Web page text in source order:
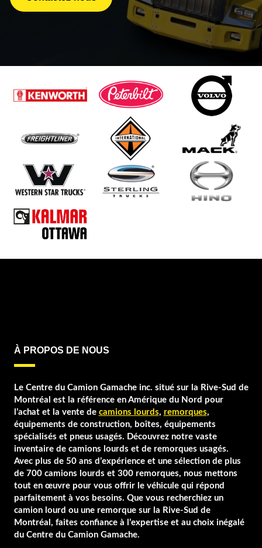
JC TRAILERS
LAROCHELLE
LODE KING MAC
MAXATLAS
PETERBILT
REITNOUER STARGATE
TRAILKING
TRANSCRAFT
À PROPOS DE NOUS
Le Centre du Camion Gamache inc. situé sur la Rive-Sud de
Montréal est la référence en Amérique du Nord pour
l’achat et la vente de camions lourds, remorques,
équipements de construction, boîtes, équipements
spécialisés et pneus usagés. Découvrez notre vaste
inventaire de camions lourds et de remorques usagés.
Avec plus de 50 ans d’expérience et une sélection de plus
de 700 camions lourds et 300 remorques, nous mettons
tout en œuvre pour vous offrir le véhicule qui répond
parfaitement à vos besoins. Que vous recherchiez un
camion lourd ou une remorque sur la Rive-Sud de
Montréal, faites confiance à l’expertise et au choix inégalé
du Centre du Camion Gamache.